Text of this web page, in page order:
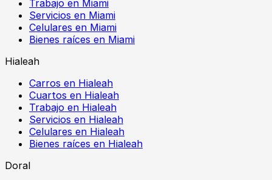
Trabajo en Miami
Servicios en Miami
Celulares en Miami
Bienes raíces en Miami
Hialeah
Carros en Hialeah
Cuartos en Hialeah
Trabajo en Hialeah
Servicios en Hialeah
Celulares en Hialeah
Bienes raíces en Hialeah
Doral